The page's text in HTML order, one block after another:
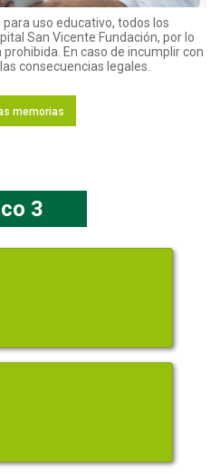
uso educativo, todos los
San Vicente Fundación, por lo
En caso de incumplir con
consecuencias legales.
memorias
3